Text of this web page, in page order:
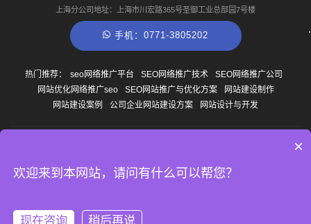
上海分公司地址：上海市川宏路365号圣御工业总部园7号楼
手机：0771-3805202
热门推荐： seo网络推广平台 SEO网络推广技术
SEO网络推广公司
网站优化网络推广seo
SEO网站推广与优化方案
网站建设制作
网站建设案例
公司企业网站建设方案 网站设计与开发
14007327号-1 TAG聚合
×
欢迎来到本网站，请问有什么可以帮您？
现在咨询 稍后再说